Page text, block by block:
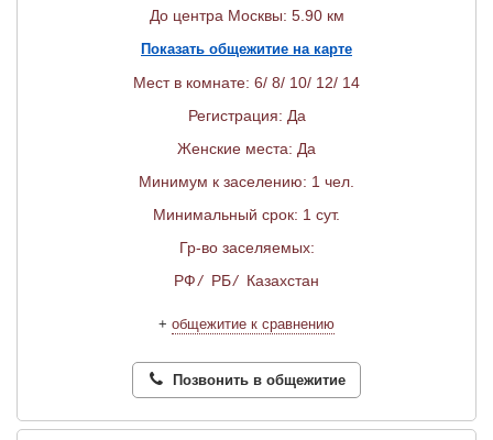
До центра Москвы: 5.90 км
Показать общежитие на карте
Мест в комнате: 6/ 8/ 10/ 12/ 14
Регистрация: Да
Женские места: Да
Минимум к заселению: 1 чел.
Минимальный срок: 1 сут.
Гр-во заселяемых:
РФ/ РБ/ Казахстан
+ общежитие к сравнению
Позвонить в общежитие